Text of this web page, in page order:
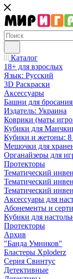
Каталог
18+ для взрослых
Язык: Русский
3D Раскраски
Аксессуары
Башни для
Издатель: Украина
Коврики (маты
Кубики для
Кубики и жетоны: 8
Мешочки для
Органайзеры для
Протекторы
Тематический
Тематический
Тематический
Аксессуары для
Абонементы и
Кубики для
Протекторы
Архив
"Банда Умников"
Бластеры Xploderz
Cерия Свинтус
Детективные